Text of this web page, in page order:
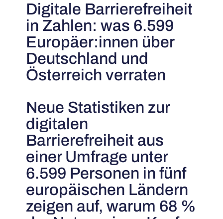
Digitale Barrierefreiheit
in Zahlen: was 6.599
Europäer:innen über
Deutschland und
Österreich verraten
Neue Statistiken zur
digitalen
Barrierefreiheit aus
einer Umfrage unter
6.599 Personen in fünf
europäischen Ländern
zeigen auf, warum 68 %